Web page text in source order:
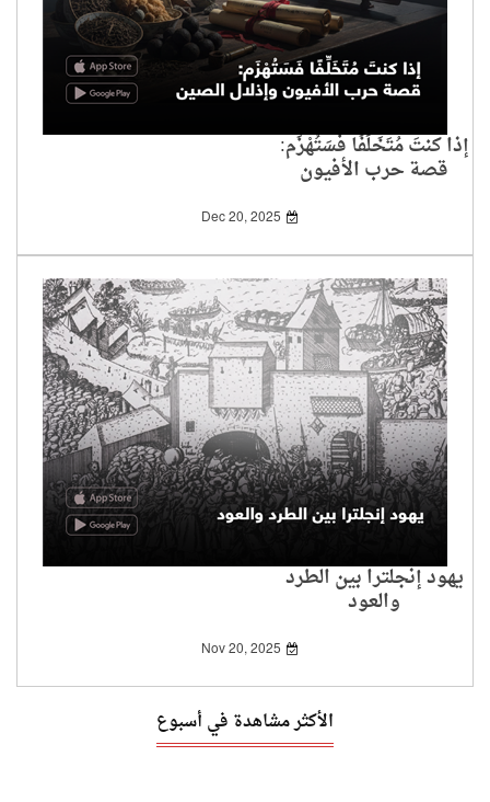
إذا كنتَ مُتَخَلِّفًا فَسَتُهْزَم:
قصة حرب الأفيون
Dec 20, 2025
يهود إنجلترا بين الطرد
والعود
Nov 20, 2025
الأكثر مشاهدة في أسبوع